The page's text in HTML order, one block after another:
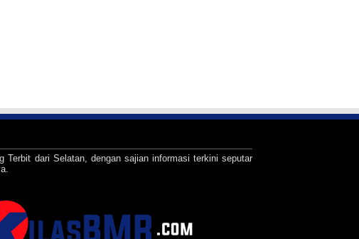
Terbit dari Selatan, dengan sajian informasi terkini seputar